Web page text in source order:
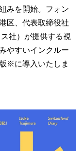
みを開始。フォン
区、代表取締役社
社）が提供する視
やすいインクルー
※に導入いたしま